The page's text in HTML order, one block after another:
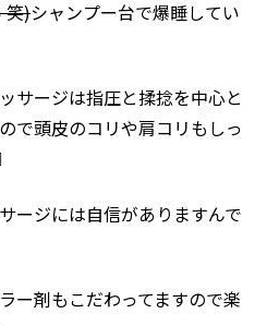
笑)シャンプー台で爆睡してい
サージは指圧と揉捻を中心と
で頭皮のコリや肩コリもしっ
ージには自信がありますんで
ー剤もこだわってますので楽